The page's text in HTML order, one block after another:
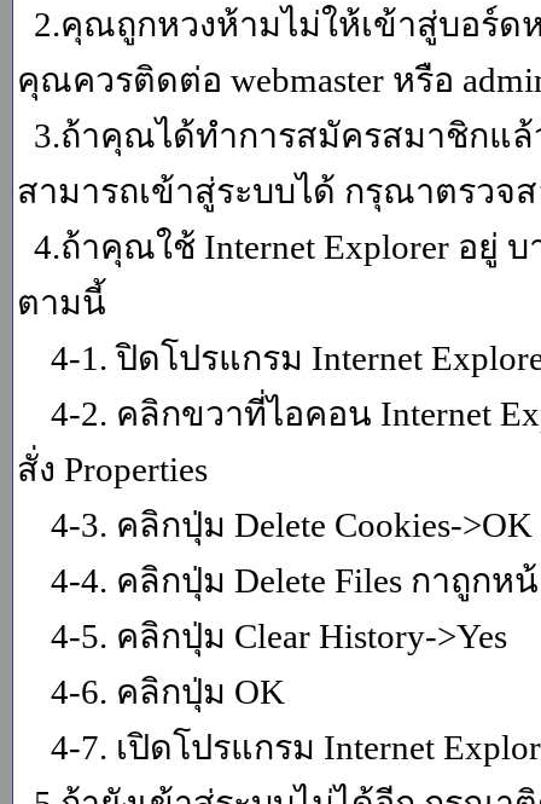
2.คุณถูกหวงห้ามไม่ให้เข้าสู่บอร์ด
คุณควรติดต่อ webmaster หรือ
3.ถ้าคุณได้ทำการสมัครสมาชิกแ
สามารถเข้าสู่ระบบได้ กรุณาตรวจส
4.ถ้าคุณใช้ Internet Explorer อยู่
ตามนี้
4-1. ปิดโปรแกรม Internet
4-2. คลิกขวาที่ไอคอน Internet
สั่ง Properties
4-3. คลิกปุ่ม Delete Cookies->OK
4-4. คลิกปุ่ม Delete Files กาถูกหน้
4-5. คลิกปุ่ม Clear History->Yes
4-6. คลิกปุ่ม OK
4-7. เปิดโปรแกรม Internet